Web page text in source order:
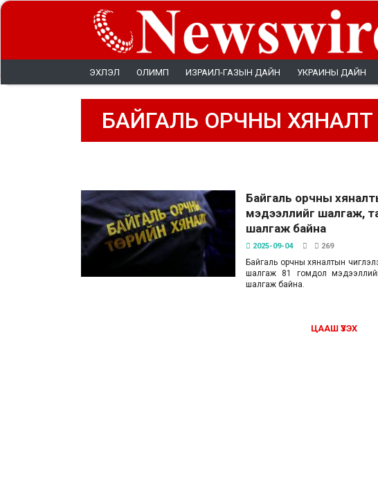
ЭХЛЭЛ ОЛИМП ИЗРАИЛ-ГАЗЫН ДАЙН УКРАИНЫ ДАЙН
БАЙГАЛЬ ОРЧНЫ ХЯНАЛТ
Байгаль орчны
мэдээллийг шалгаж,
шалгаж байна
2025-09-04 269
Байгаль орчны хяналтын
шалгаж 81 гомдол
шалгаж байна.
ЦААШ ҮЗЭХ